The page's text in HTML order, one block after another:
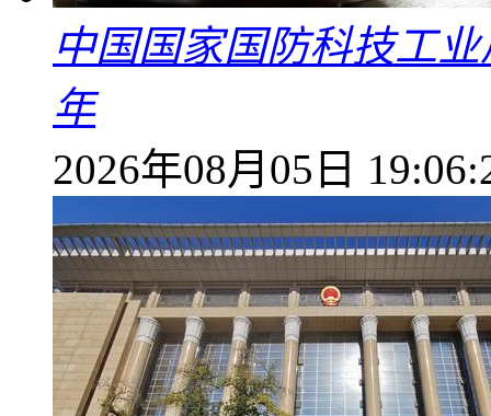
中国国家国防科技工
年
2026年08月05日